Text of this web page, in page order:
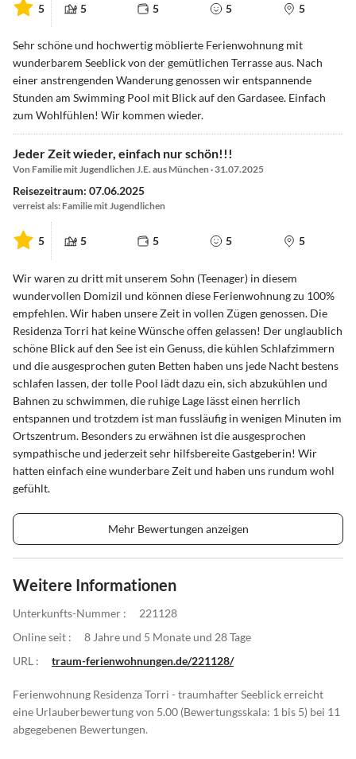
5 5 5 5 5
Sehr schöne und hochwertig möblierte Ferienwohnung mit
wunderbarem Seeblick von der gemütlichen Terrasse aus. Nach
einer anstrengenden Wanderung genossen wir entspannende
Stunden am Swimming Pool mit Blick auf den Gardasee. Einfach
zum Wohlfühlen! Wir kommen wieder.
Jeder Zeit wieder, einfach nur schön!!!
Von Familie mit Jugendlichen J.E. aus München · 31.07.2025
Reisezeitraum: 07.06.2025
verreist als: Familie mit Jugendlichen
5 5 5 5 5
Wir waren zu dritt mit unserem Sohn (Teenager) in diesem
wundervollen Domizil und können diese Ferienwohnung zu 100%
empfehlen. Wir haben unsere Zeit in vollen Zügen genossen. Die
Residenza Torri hat keine Wünsche offen gelassen! Der unglaublich
schöne Blick auf den See ist ein Genuss, die kühlen Schlafzimmern
und die ausgesprochen guten Betten haben uns jede Nacht bestens
schlafen lassen, der tolle Pool lädt dazu ein, sich abzukühlen und
Bahnen zu schwimmen, die ruhige Lage lässt einen herrlich
entspannen und trotzdem ist man fussläufig in wenigen Minuten im
Ortszentrum. Besonders zu erwähnen ist die ausgesprochen
sympathische und jederzeit sehr hilfsbereite Gastgeberin! Wir
hatten einfach eine wunderbare Zeit und haben uns rundum wohl
gefühlt.
Mehr Bewertungen anzeigen
Weitere Informationen
Unterkunfts-Nummer :
221128
Online seit :
8 Jahre und 5 Monate und 28 Tage
URL :
traum-ferienwohnungen.de/221128/
Ferienwohnung Residenza Torri - traumhafter Seeblick erreicht
eine Urlauberbewertung von 5.00 (Bewertungsskala: 1 bis 5) bei 11
abgegebenen Bewertungen.